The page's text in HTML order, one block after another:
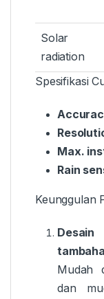
Solar
radiation
Spesifikasi
Max.
Rain
Keunggulan
Mudah
dan